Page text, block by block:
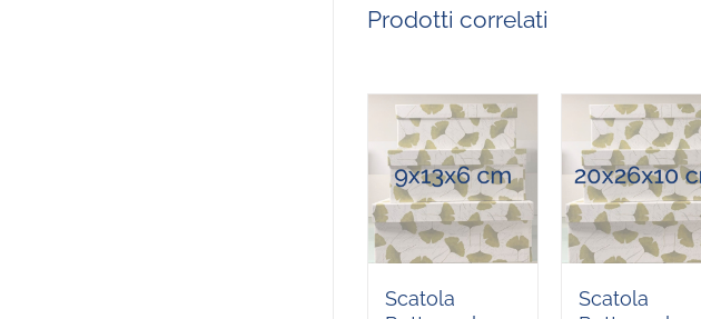
Prodotti correlati
Scatola
Scatola